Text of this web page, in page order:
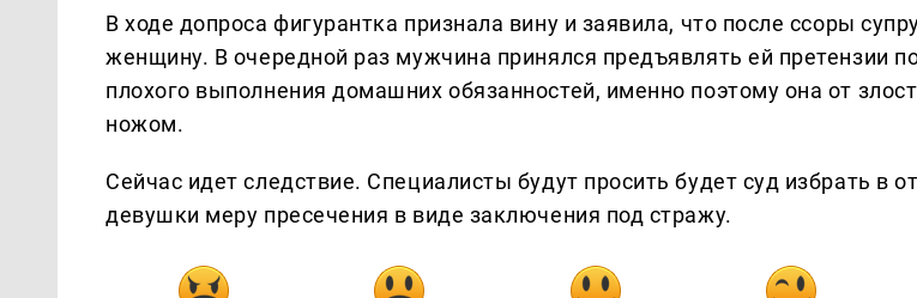
В ходе допроса фигурантка признала вину и заявила, что после ссоры
женщину. В очередной раз мужчина принялся предъявлять ей претензии
плохого выполнения домашних обязанностей, именно поэтому она от
ножом.
Сейчас идет следствие. Специалисты будут просить будет суд избрать в
девушки меру пресечения в виде заключения под стражу.